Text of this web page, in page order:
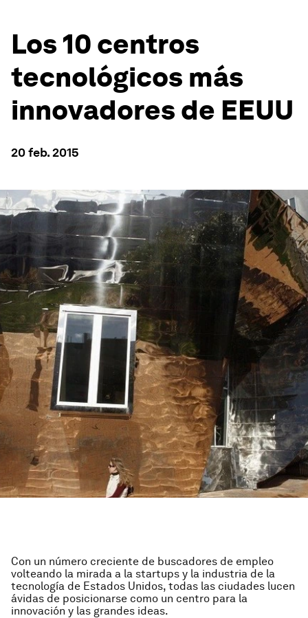
Los 10 centros
tecnológicos más
innovadores de EEUU
20 feb. 2015
Con un número creciente de buscadores de empleo
volteando la mirada a la startups y la industria de la
tecnología de Estados Unidos, todas las ciudades lucen
ávidas de posicionarse como un centro para la
innovación y las grandes ideas.